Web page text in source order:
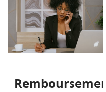
Remboursement